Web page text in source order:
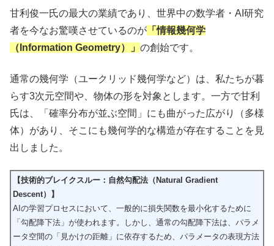
甘利俊一氏の最大の業績であり、世界中の数学者・AI研究
者を今なお驚嘆させているのが 「情報幾何学
（Information Geometry）」 の創始です。
通常の幾何学（ユークリッド幾何学など）は、私たちが暮
らす3次元空間や、物体の形を対象とします。一方で甘利
氏は、「確率分布が並ぶ空間」にも曲がった広がり（多様
体）があり、そこにも幾何学的な構造が存在することを見
出しました。
【技術的ブレイクスルー：自然勾配法（ Natural Gradient
Descent）】
AIの学習プロセスにおいて、一般的に損失関数を最小化するために
「勾配降下法」が使われます。しかし、通常の勾配降下法は、パラメ
ータ空間の「見かけの距離」に依存するため、パラメータの表現方法